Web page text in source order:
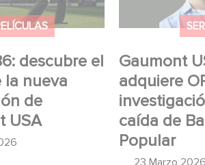
descubre el
la nueva
de
USA
Gaumont
adquiere
caída de
Popular